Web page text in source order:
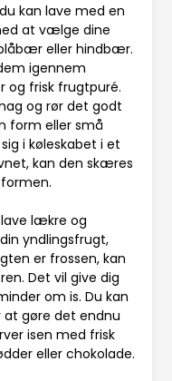
kan lave med en
at vælge dine
eller hindbær.
igennem
og frisk frugtpuré.
og rør det godt
form eller små
i køleskabet i et
kan den skæres
lave lækre og
yndlingsfrugt,
er frossen, kan
Det vil give dig
om is. Du kan
gøre det endnu
isen med frisk
eller chokolade.